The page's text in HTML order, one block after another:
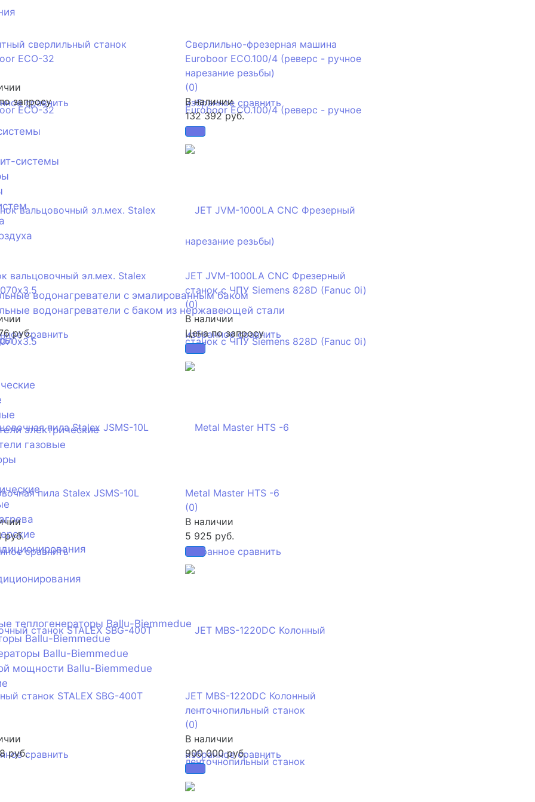
системы
водонагреватели с эмалированным баком
водонагреватели с баком из нержавеющей стали
электрические
газовые
теплогенераторы Ballu-Biemmedue
Ballu-Biemmedue
Ballu-Biemmedue
мощности Ballu-Biemmedue
сравнить
сверлильный станок
ECO-32
запросу
избранное сравнить
Сверлильно-фрезерная машина
Euroboor ECO.100/4 (реверс - ручное
нарезание резьбы)
(0)
В наличии
132 392 руб.
сравнить
вальцовочный эл.мех. Stalex
руб.
избранное сравнить
JET JVM-1000LA CNC Фрезерный
станок с ЧПУ Siemens 828D (Fanuc 0i)
(0)
В наличии
Цена по запросу
сравнить
пила Stalex JSMS-10L
руб.
избранное сравнить
Metal Master HTS -6
(0)
В наличии
5 925 руб.
сравнить
станок STALEX SBG-400T
руб.
избранное сравнить
JET MBS-1220DC Колонный
ленточнопильный станок
(0)
В наличии
900 000 руб.